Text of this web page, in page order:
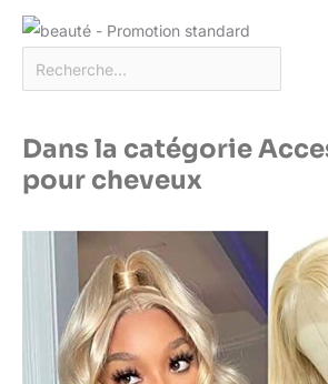
Dans la catégorie
pour cheveux